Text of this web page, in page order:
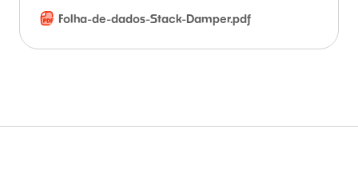
Folha-de-dados-Stack-Damper.pdf